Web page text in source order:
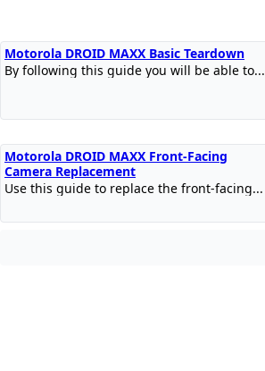
Motorola DROID MAXX Basic Teardown
By following this guide you will be able to...
Motorola DROID MAXX Front-Facing
Camera Replacement
Use this guide to replace the front-facing...